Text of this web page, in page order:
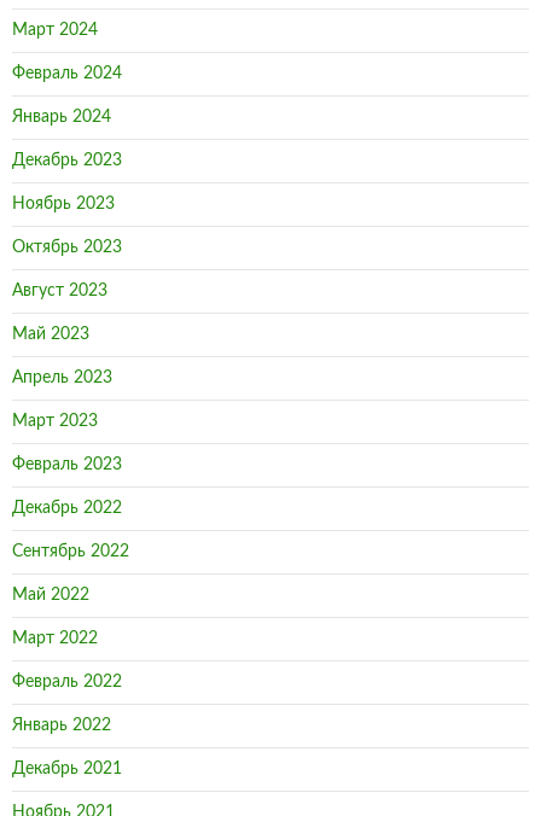
Март 2024
Февраль 2024
Январь 2024
Декабрь 2023
Ноябрь 2023
Октябрь 2023
Август 2023
Май 2023
Апрель 2023
Март 2023
Февраль 2023
Декабрь 2022
Сентябрь 2022
Май 2022
Март 2022
Февраль 2022
Январь 2022
Декабрь 2021
Ноябрь 2021